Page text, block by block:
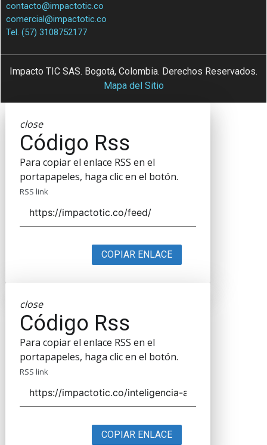
contacto@impactotic.co
comercial@impactotic.co
Tel. (57) 3108752177
Impacto TIC SAS. Bogotá, Colombia. Derechos Reservados.
Mapa del Sitio
close
Código Rss
Para copiar el enlace RSS en el
portapapeles, haga clic en el botón.
RSS link
COPIAR ENLACE
close
Código Rss
Para copiar el enlace RSS en el
portapapeles, haga clic en el botón.
RSS link
COPIAR ENLACE